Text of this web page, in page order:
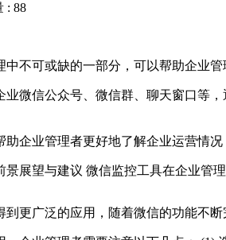
: 88
不可或缺的一部分，可以帮助企业
业微信公众号、微信群、聊天窗口等
企业管理者更好地了解企业运营情况
景展望与建议 微信监控工具在企业管
更广泛的应用，随着微信的功能不